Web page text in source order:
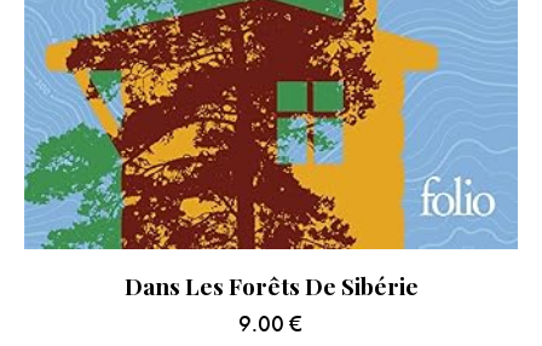
Dans Les Forêts De Sibérie
9.00 €